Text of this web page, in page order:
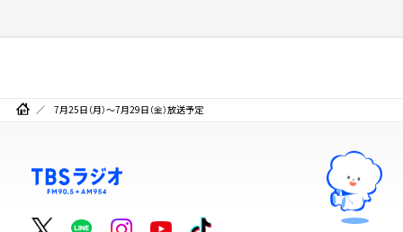
7月25日（月）～7月29日（金）放送予定